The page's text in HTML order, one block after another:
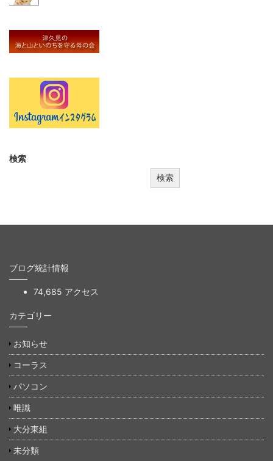
検索
検索
ブログ統計情報
74,685 アクセス
カテゴリー
お知らせ
コーラス
パソコン
唯識
大分東組
未分類